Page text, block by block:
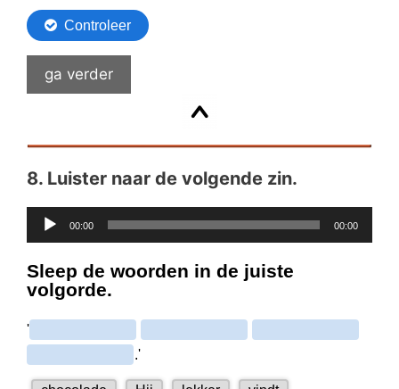
ga verder
8. Luister naar de volgende zin.
Audiospeler
00:00 00:00